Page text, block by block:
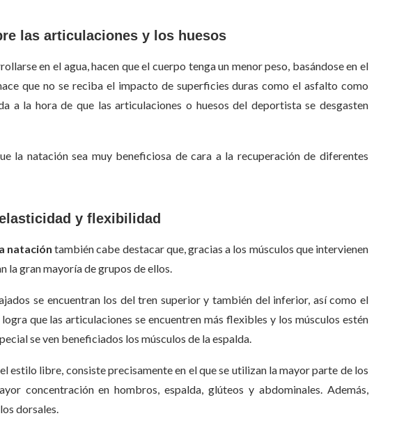
las articulaciones y los huesos
en el agua, hacen que el cuerpo tenga un menor peso, basándose en el
que no se reciba el impacto de superficies duras como el asfalto como
a la hora de que las articulaciones o huesos del deportista se desgasten
la natación sea muy beneficiosa de cara a la recuperación de diferentes
y flexibilidad
natación también cabe destacar que, gracias a los músculos que intervienen
la gran mayoría de grupos de ellos.
se encuentran los del tren superior y también del inferior, así como el
que las articulaciones se encuentren más flexibles y los músculos estén
se ven beneficiados los músculos de la espalda.
el estilo libre, consiste precisamente en el que se utilizan la mayor parte de los
concentración en hombros, espalda, glúteos y abdominales. Además,
dorsales.